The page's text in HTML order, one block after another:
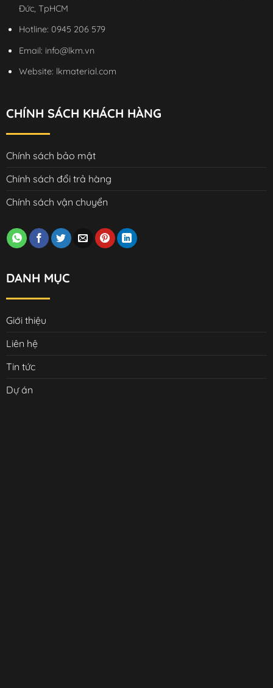
Đức, TpHCM
Hotline: 0945 206 579
Email: info@lkm.vn
Website: lkmaterial.com
CHÍNH SÁCH KHÁCH HÀNG
Chính sách bảo mật
Chính sách đổi trả hàng
Chính sách vận chuyển
DANH MỤC
Giới thiệu
Liên hệ
Tin tức
Dự án